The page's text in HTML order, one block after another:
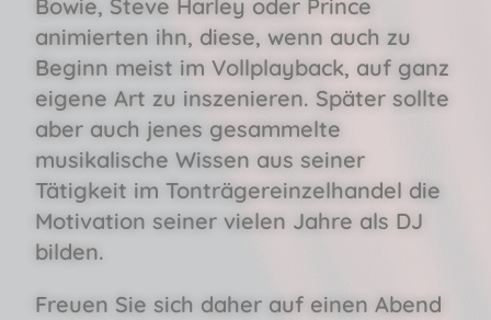
Bowie, Steve Harley oder Prince
animierten ihn, diese, wenn auch zu
Beginn meist im Vollplayback, auf ganz
eigene Art zu inszenieren. Später sollte
aber auch jenes gesammelte
musikalische Wissen aus seiner
Tätigkeit im Tonträgereinzelhandel die
Motivation seiner vielen Jahre als DJ
bilden.
Freuen Sie sich daher auf einen Abend